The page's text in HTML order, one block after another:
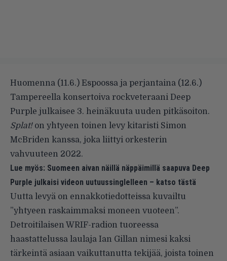
Huomenna (11.6.) Espoossa ja perjantaina (12.6.)
Tampereella konsertoiva rockveteraani Deep
Purple julkaisee 3. heinäkuuta uuden pitkäsoiton.
Splat!on yhtyeen toinen levy kitaristi Simon
McBriden kanssa, joka liittyi orkesterin
vahvuuteen 2022.
Lue myös: Suomeen aivan näillä näppäimillä saapuva Deep
Purple julkaisi videon uutuussinglelleen – katso tästä
Uutta levyä on ennakkotiedotteissa kuvailtu
”yhtyeen raskaimmaksi moneen vuoteen”.
Detroitilaisen WRIF-radion tuoreessa
haastattelussa laulaja Ian Gillan nimesi kaksi
tärkeintä asiaan vaikuttanutta tekijää, joista toinen